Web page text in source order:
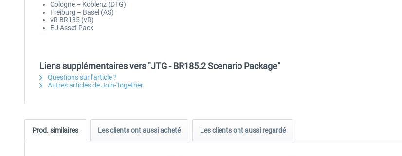
Cologne – Koblenz (DTG)
Freiburg – Basel (AS)
vR BR185 (vR)
EU Asset Pack
Liens supplémentaires vers "JTG - BR185.2 Scenario Package"
Questions sur l'article ?
Autres articles de Join-Together
Prod. similaires Les clients ont aussi acheté Les clients ont aussi regardé